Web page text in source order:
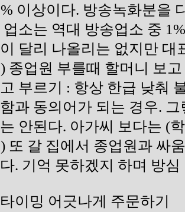
이상이다. 방송녹화분을
업소는 역대 방송업소 중
달리 나올리는 없지만 대
종업원 부를때 할머니 보
부르기 : 항상 한급 낮춰
과 동의어가 되는 경우.
안된다. 아가씨 보다는 (
또 갈 집에서 종업원과 싸
. 기억 못하겠지 하며 방
이밍 어긋나게 주문하기